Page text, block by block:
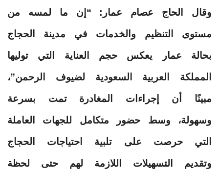
وقال الحاج عصام عمار: “إن ما لمسه من
مستوى التنظيم والخدمات في مدينة الحجاج
بحالة عمار يعكس حجم العناية التي توليها
المملكة العربية السعودية لضيوف الرحمن”،
مبينًا أن إجراءات المغادرة تمت بسرعة
وسهولة، وسط حضور متكامل للجهات العاملة
التي حرصت على تلبية احتياجات الحجاج
وتقديم التسهيلات اللازمة لهم حتى لحظة